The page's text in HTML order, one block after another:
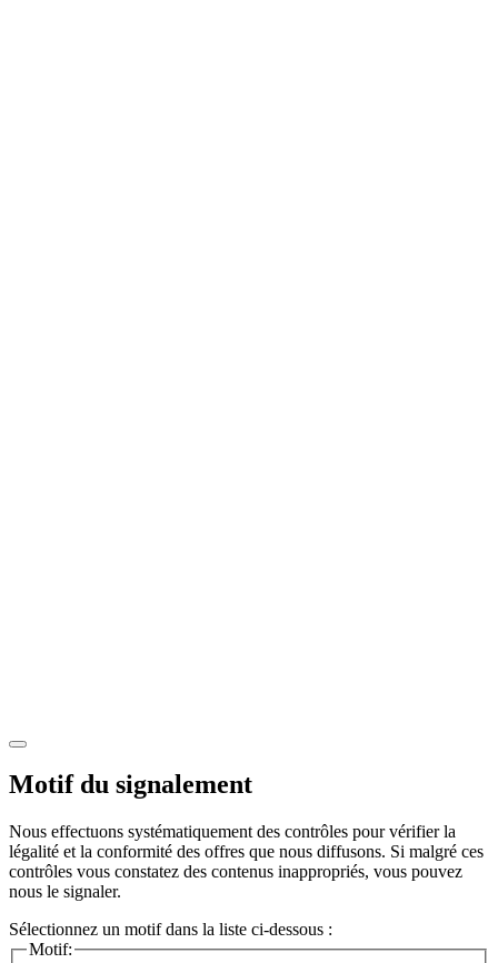
Motif du signalement
Nous effectuons systématiquement des contrôles pour vérifier la
légalité et la conformité des offres que nous diffusons. Si malgré ces
contrôles vous constatez des contenus inappropriés, vous pouvez
nous le signaler.
Sélectionnez un motif dans la liste ci-dessous :
Motif: